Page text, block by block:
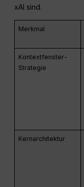
xAI sind.
Merkmal
Kontextfenster-
Strategie
Kernarchitektur